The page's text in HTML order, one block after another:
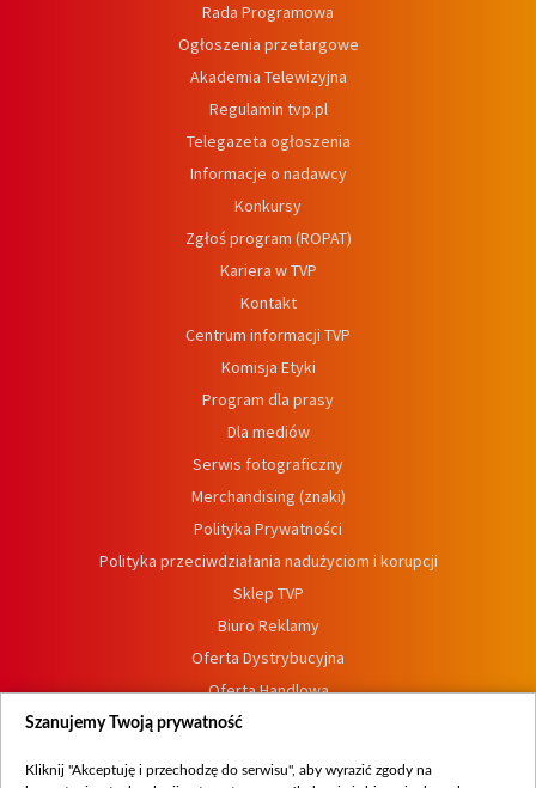
Rada Programowa
Ogłoszenia przetargowe
Akademia Telewizyjna
Regulamin tvp.pl
Telegazeta ogłoszenia
Informacje o nadawcy
Konkursy
Zgłoś program (ROPAT)
Kariera w TVP
Kontakt
Centrum informacji TVP
Komisja Etyki
Program dla prasy
Dla mediów
Serwis fotograficzny
Merchandising (znaki)
Polityka Prywatności
Polityka przeciwdziałania nadużyciom i korupcji
Sklep TVP
Biuro Reklamy
Oferta Dystrybucyjna
Oferta Handlowa
Dostępność
Szanujemy Twoją prywatność
Kliknij "Akceptuję i przechodzę do serwisu", aby wyrazić zgody na